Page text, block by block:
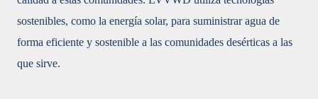
sostenibles, como la energía solar, para suministrar agua de
forma eficiente y sostenible a las comunidades desérticas a las
que sirve.